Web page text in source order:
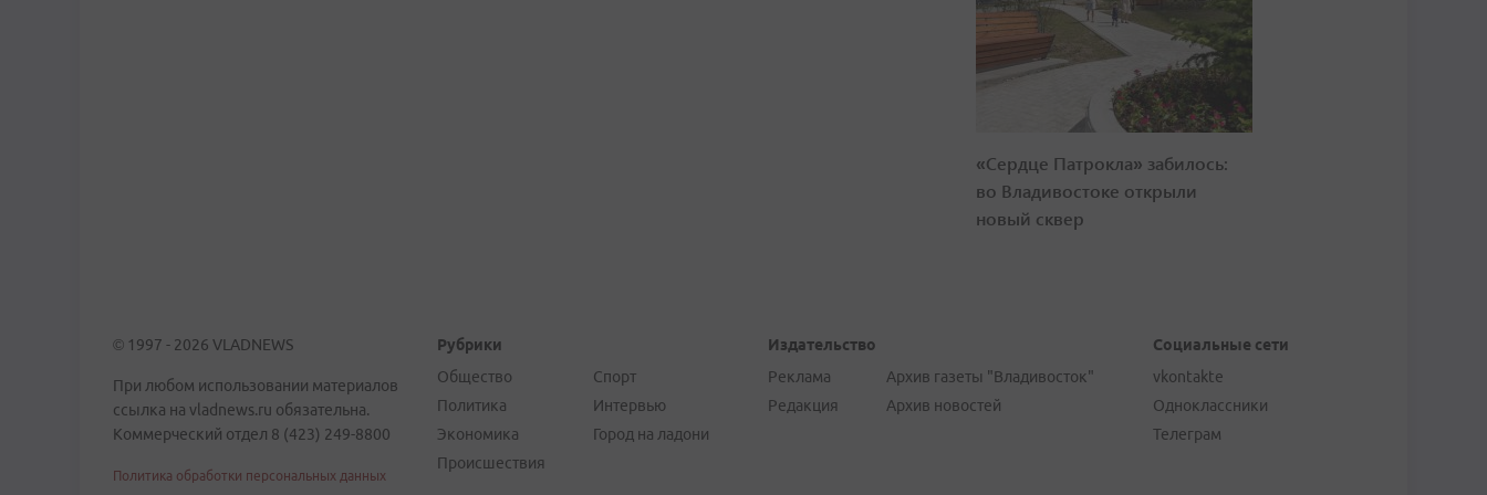
«Сердце Патрокла» забилось:
во Владивостоке открыли
новый сквер
© 1997 - 2026 VLADNEWS
При любом использовании материалов
ссылка на vladnews.ru обязательна.
Коммерческий отдел 8 (423) 249-8800
Политика обработки персональных данных
Рубрики
Общество
Политика
Экономика
Происшествия
Спорт
Интервью
Город на ладони
Издательство
Реклама
Редакция
Архив газеты "Владивосток"
Архив новостей
Социальные сети
vkontakte
Одноклассники
Телеграм